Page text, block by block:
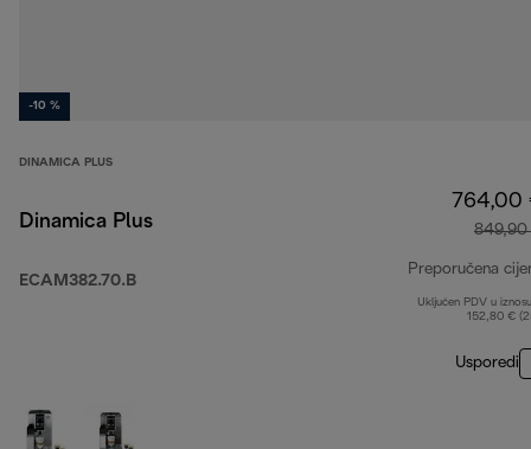
-10 %
DINAMICA PLUS
Dinamica Plus
ECAM382.70.B
764,00
Preporučena
Uključen PDV u
152,80 €
Usporedi